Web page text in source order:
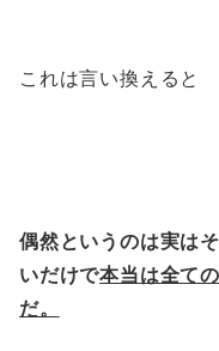
これは言い換えると
偶然というのは実は
いだけで本当は全て
だ。